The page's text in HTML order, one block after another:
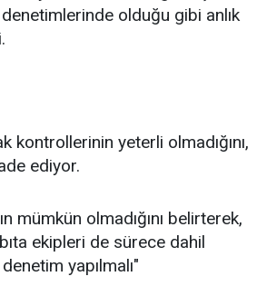
olduğu gibi anlık
yeterli olmadığını,
ediyor.
mümkün olmadığını belirterek,
ekipleri de sürece dahil
yapılmalı"